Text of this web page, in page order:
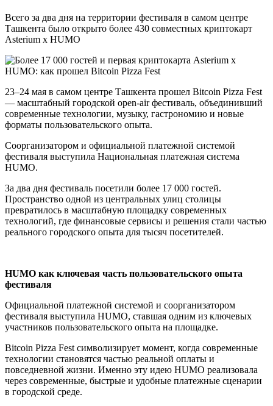
Всего за два дня на территории фестиваля в самом центре
Ташкента было открыто более 430 совместных криптокарт
Asterium x HUMO
23–24 мая в самом центре Ташкента прошел Bitcoin Pizza Fest
— масштабный городской open-air фестиваль, объединивший
современные технологии, музыку, гастрономию и новые
форматы пользовательского опыта.
Соорганизатором и официальной платежной системой
фестиваля выступила Национальная платежная система
HUMO.
За два дня фестиваль посетили более 17 000 гостей.
Пространство одной из центральных улиц столицы
превратилось в масштабную площадку современных
технологий, где финансовые сервисы и решения стали частью
реального городского опыта для тысяч посетителей.
HUMO как ключевая часть пользовательского опыта
фестиваля
Официальной платежной системой и соорганизатором
фестиваля выступила HUMO, ставшая одним из ключевых
участников пользовательского опыта на площадке.
Bitcoin Pizza Fest символизирует момент, когда современные
технологии становятся частью реальной оплаты и
повседневной жизни. Именно эту идею HUMO реализовала
через современные, быстрые и удобные платежные сценарии
в городской среде.